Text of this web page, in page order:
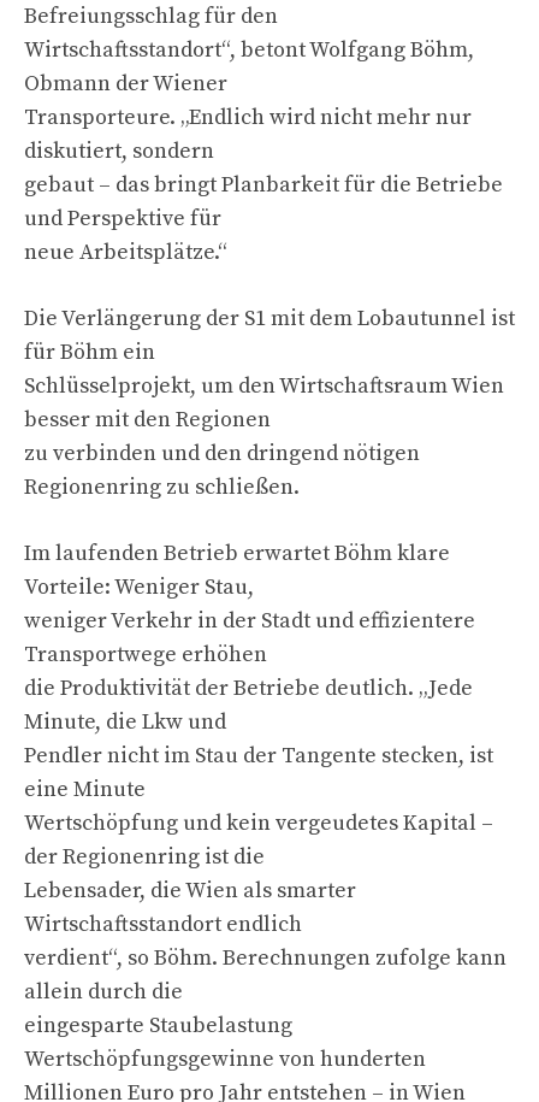
Befreiungsschlag für den
Wirtschaftsstandort“, betont Wolfgang Böhm,
Obmann der Wiener
Transporteure. „Endlich wird nicht mehr nur
diskutiert, sondern
gebaut – das bringt Planbarkeit für die Betriebe
und Perspektive für
neue Arbeitsplätze.“
Die Verlängerung der S1 mit dem Lobautunnel ist
für Böhm ein
Schlüsselprojekt, um den Wirtschaftsraum Wien
besser mit den Regionen
zu verbinden und den dringend nötigen
Regionenring zu schließen.
Im laufenden Betrieb erwartet Böhm klare
Vorteile: Weniger Stau,
weniger Verkehr in der Stadt und effizientere
Transportwege erhöhen
die Produktivität der Betriebe deutlich. „Jede
Minute, die Lkw und
Pendler nicht im Stau der Tangente stecken, ist
eine Minute
Wertschöpfung und kein vergeudetes Kapital –
der Regionenring ist die
Lebensader, die Wien als smarter
Wirtschaftsstandort endlich
verdient“, so Böhm. Berechnungen zufolge kann
allein durch die
eingesparte Staubelastung
Wertschöpfungsgewinne von hunderten
Millionen Euro pro Jahr entstehen – in Wien